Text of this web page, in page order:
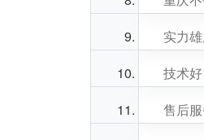
实力
技术
售后